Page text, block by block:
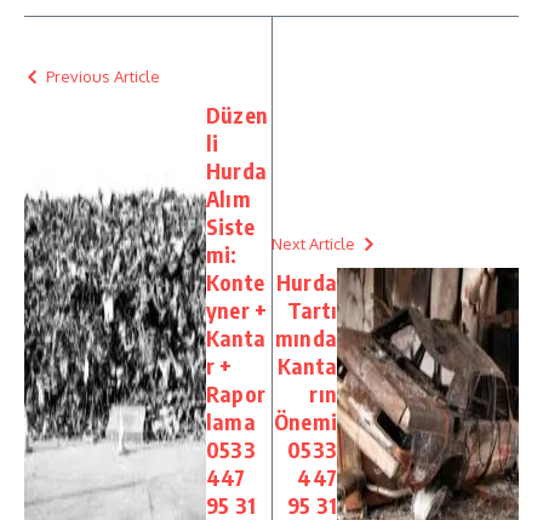
Previous Article
Düzen
li
Hurda
Alım
Siste
mi:
Konte
yner +
Kanta
r +
Rapor
lama
0533
447
95 31
Next Article
Hurda
Tartı
mında
Kanta
rın
Önemi
0533
447
95 31